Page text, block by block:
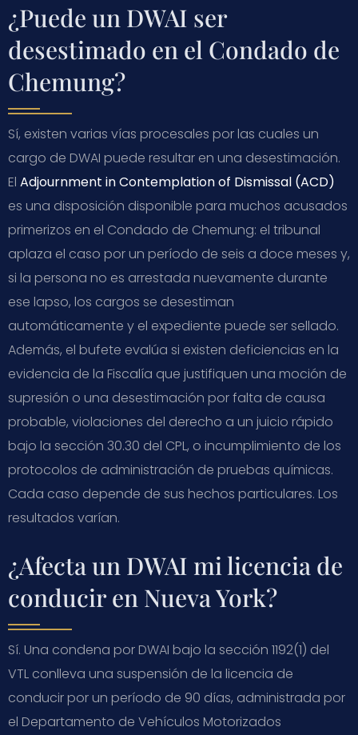
¿Puede un DWAI ser
desestimado en el Condado de
Chemung?
Sí, existen varias vías procesales por las cuales un
cargo de DWAI puede resultar en una desestimación.
El Adjournment in Contemplation of Dismissal (ACD)
es una disposición disponible para muchos acusados
primerizos en el Condado de Chemung: el tribunal
aplaza el caso por un período de seis a doce meses y,
si la persona no es arrestada nuevamente durante
ese lapso, los cargos se desestiman
automáticamente y el expediente puede ser sellado.
Además, el bufete evalúa si existen deficiencias en la
evidencia de la Fiscalía que justifiquen una moción de
supresión o una desestimación por falta de causa
probable, violaciones del derecho a un juicio rápido
bajo la sección 30.30 del CPL, o incumplimiento de los
protocolos de administración de pruebas químicas.
Cada caso depende de sus hechos particulares. Los
resultados varían.
¿Afecta un DWAI mi licencia de
conducir en Nueva York?
Sí. Una condena por DWAI bajo la sección 1192(1) del
VTL conlleva una suspensión de la licencia de
conducir por un período de 90 días, administrada por
el Departamento de Vehículos Motorizados